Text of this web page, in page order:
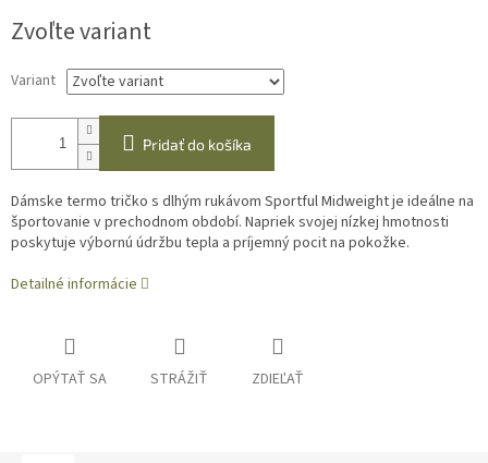
cena:
Zvoľte variant
Variant
Pridať do košíka
Dámske termo tričko s dlhým rukávom Sportful Midweight je ideálne na
športovanie v prechodnom období. Napriek svojej nízkej hmotnosti
poskytuje výbornú údržbu tepla a príjemný pocit na pokožke.
Detailné informácie
OPÝTAŤ SA STRÁŽIŤ ZDIEĽAŤ